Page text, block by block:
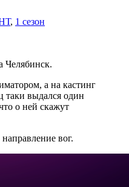
, 1 сезон
Челябинск.
а на кастинг
таки выдался один
о ней скажут
вог.